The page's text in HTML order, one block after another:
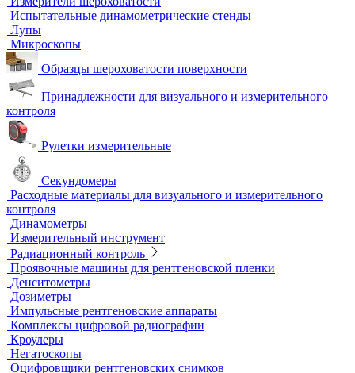
Ультразвуковые толщиномеры
Стандартные образцы (СОП)
Автоматизированный контроль
Преобразователи и аксессуары
Сканирующие устройства
Соединительные кабели
Ультразвуковой гель
Ультразвуковые расходомеры
Визуальный и измерительный контроль
ВИК
Видеоэндоскопы
Высокоскоростные камеры
Измерители шероховатости
Испытательные динамометрические стенды
Лупы
Микроскопы
Образцы шероховатости поверхности
Принадлежности для визуального и измерительного
контроля
Рулетки измерительные
Секундомеры